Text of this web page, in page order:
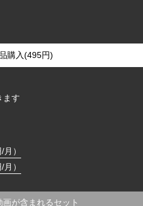
購入(495円)
ます
）
）
画が含まれるセット